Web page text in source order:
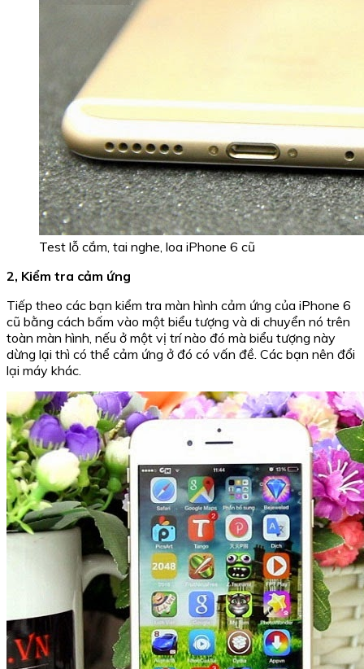
Test lỗ cắm, tai nghe, loa iPhone 6 cũ
2, Kiểm tra cảm ứng
Tiếp theo các bạn kiểm tra màn hình cảm ứng của iPhone 6
cũ bằng cách bấm vào một biểu tượng và di chuyển nó trên
toàn màn hình, nếu ở một vị trí nào đó mà biểu tượng này
dừng lại thì có thể cảm ứng ở đó có vấn đề. Các bạn nên đổi
lại máy khác.